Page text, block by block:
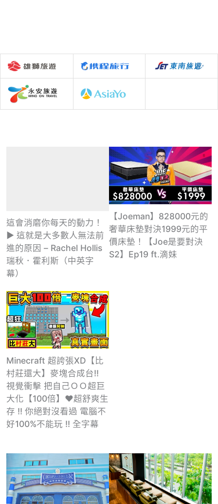
這會消磨你每天的動力！
► 這就是大多數人無法前
進的原因 – Rachel Hollis
瑞秋．霍利斯（中英字
幕）
【Joeman】828000元的
奢華床墊對決1999元的平
價床墊！【Joe是要對決
S2】Ep19 ft.滴妹
Minecraft 超誇張XD【比
村莊還大】麥塊合成台!!
視覺衝擊 把自己ＯＯ超巨
大化【100倍】❤超舒爽生
存 !! 你絕對沒看過 電腦不
好100%不能玩 !! 全字幕